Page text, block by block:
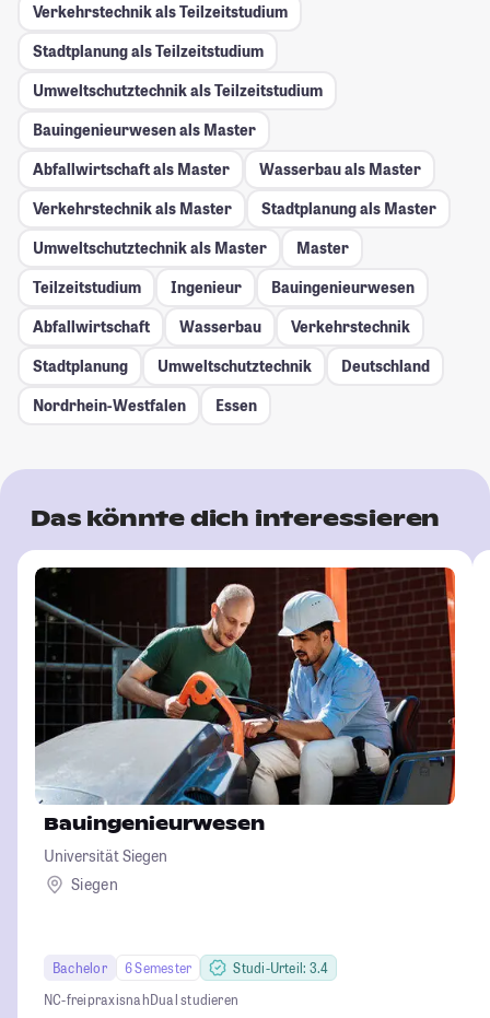
Verkehrstechnik als Teilzeitstudium
Stadtplanung als Teilzeitstudium
Umweltschutztechnik als Teilzeitstudium
Bauingenieurwesen als Master
Abfallwirtschaft als Master
Wasserbau als Master
Verkehrstechnik als Master
Stadtplanung als Master
Umweltschutztechnik als Master
Master
Teilzeitstudium
Ingenieur
Bauingenieurwesen
Abfallwirtschaft
Wasserbau
Verkehrstechnik
Stadtplanung
Umweltschutztechnik
Deutschland
Nordrhein-Westfalen
Essen
Das könnte dich interessieren
Bauingenieurwesen
Universität Siegen
Siegen
Bachelor 6 Semester
Studi-Urteil: 3.4
NC-freipraxisnahDual studieren